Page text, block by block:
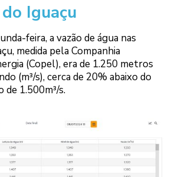
Iguaçu
feira, a vazão de água nas
medida pela Companhia
(Copel), era de 1.250 metros
(m³/s), cerca de 20% abaixo do
de 1.500m³/s.